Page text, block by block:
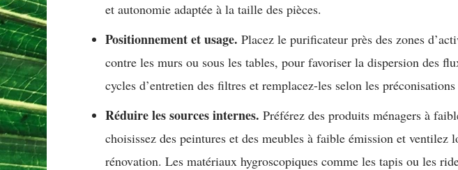
et autonomie adaptée à la taille des pièces.
Positionnement et usage. Placez le purificateur près des zones
contre les murs ou sous les tables, pour favoriser la dispersion des
cycles d’entretien des filtres et remplacez-les selon les
Réduire les sources internes. Préférez des produits ménagers à
choisissez des peintures et des meubles à faible émission et ventilez
rénovation. Les matériaux hygroscopiques comme les tapis ou les